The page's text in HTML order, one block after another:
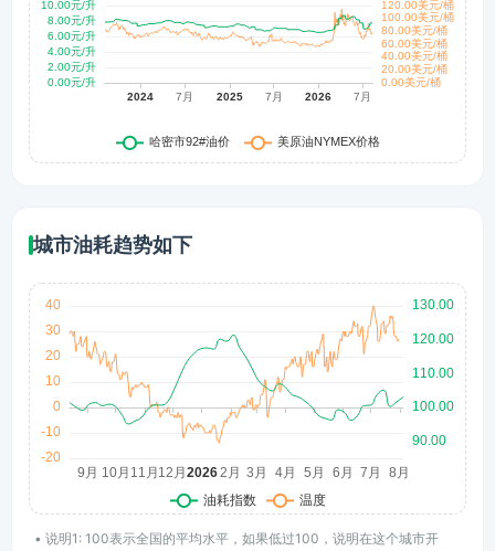
城市油耗趋势如下
• 说明1: 100表示全国的平均水平，如果低过100，说明在这个城市开